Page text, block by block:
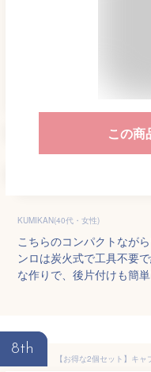
この商
KUMIKAN(40代・女性)
こちらのコンパクトなが
ンロは炭火式で工具不要
な作りで、後片付けも簡
8th